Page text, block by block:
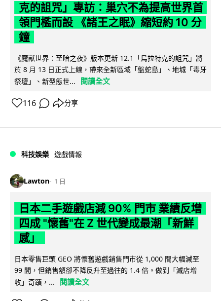
克的詛咒」專訪：巢穴不為提高世界首
領門檻而設 《諸王之眠》縮短約 10 分
鐘
《魔獸世界：至暗之夜》版本更新 12.1「烏拉特克的詛咒」將
於 8 月 13 日正式上線，帶來全新區域「盤蛇島」、地城「毒牙
祭壇」、新型態世...
閱讀全文
116 分享
科技娛樂 遊戲情報
Lawton 1 日
日本二手遊戲店減 90% 門市 業績反增
四成 "懷舊"在 Z 世代變成最潮「新鮮
感」
日本零售巨頭 GEO 將懷舊遊戲銷售門市從 1,000 間大幅減至
99 間，但銷售額卻不降反升至過往的 1.4 倍。做到「減店增
收」奇蹟，...
閱讀全文